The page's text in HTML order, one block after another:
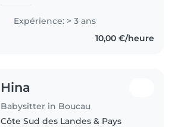
Expérience: > 3 ans
10,00 €/heure
Hina
Babysitter in Boucau
Côte Sud des Landes & Pays